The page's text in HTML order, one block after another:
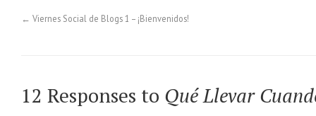
← Viernes Social de Blogs 1 – ¡Bienvenidos!
12 Responses to Qué Llevar